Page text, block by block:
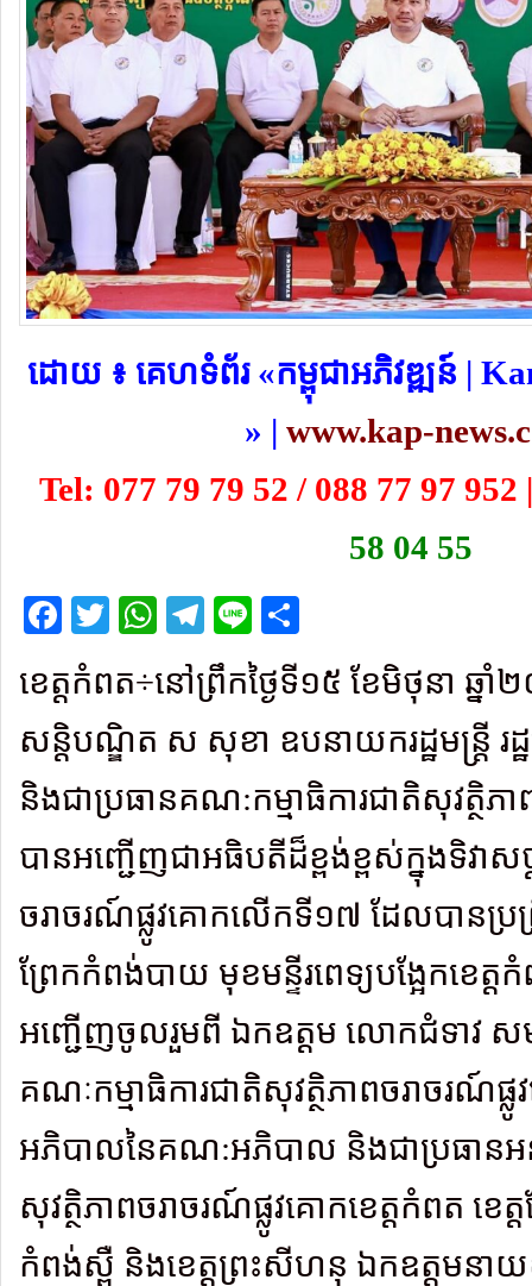
ដោយ ៖ គេហទំព័រ «កម្ពុជាអភិវឌ្ឍន៍ |
» | www.kap-
Tel: 077 79 79 52 / 088 77 97 952
58 04 55
Facebook
TwitterWhatsApp
Telegram
Line
ខេត្តកំពត÷នៅព្រឹកថ្ងៃទី១៥ ខែមិថុនា ឆ្ន
សន្តិបណ្ឌិត ស សុខា ឧបនាយករដ្ឋមន្រ្តី រដ្
និងជាប្រធានគណ:កម្មាធិការជាតិសុវត្ថិភ
បានអញ្ជើញជាអធិបតីដ៏ខ្ពង់ខ្ពស់ក្នុងទិវាស
ចរាចរណ៍ផ្លូវគោកលើកទី១៧ ដែលបានប្រព្
ព្រែកកំពង់បាយ មុខមន្ទីរពេទ្យបង្អែកខេត្
អញ្ជើញចូលរួមពី ឯកឧត្ដម លោកជំទាវ ស
គណៈកម្មាធិការជាតិសុវត្ថិភាពចរាចរណ៍ផ្
អភិបាលនៃគណ:អភិបាល និងជាប្រធានអ
សុវត្ថិភាពចរាចរណ៍ផ្លូវគោកខេត្តកំពត ខេត្តក
កំពង់ស្ពឺ និងខេត្តព្រះសីហនុ ឯកឧត្តមនាយ